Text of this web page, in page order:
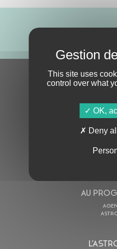
S'ABONNER À
AU
This site uses
control over what
OK,
Deny